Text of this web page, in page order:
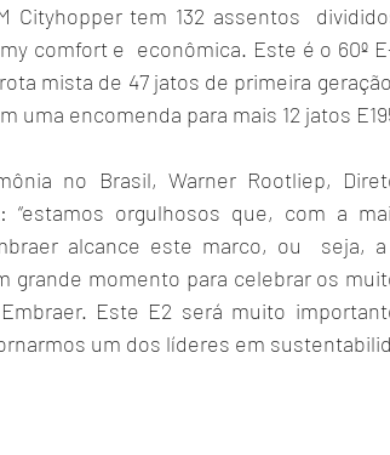
Cityhopper tem 132 assentos
comfort e  econômica. Este é o 60º
mista de 47 jatos de primeira
uma encomenda para mais 12 jatos
no Brasil, Warner Rootliep,
“estamos orgulhosos que, com a
alcance este marco, ou  seja,
grande momento para celebrar os
Este E2 será muito
um dos líderes em